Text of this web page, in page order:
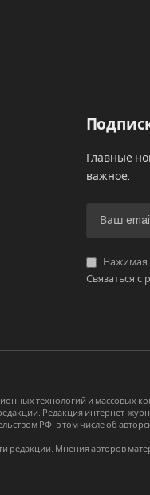
Главные
важное.
Нажимая
Связаться с
технологий и массовых
Редакция интернет-
РФ, в том числе об
редакции. Мнения авторов